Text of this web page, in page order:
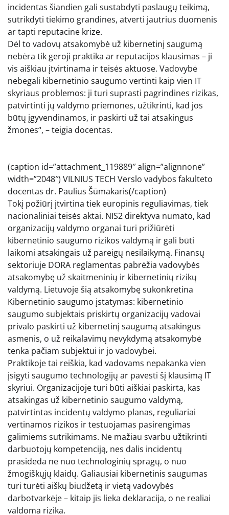
incidentas šiandien gali sustabdyti paslaugų teikimą,
sutrikdyti tiekimo grandines, atverti jautrius duomenis
ar tapti reputacine krize.
Dėl to vadovų atsakomybė už kibernetinį saugumą
nebėra tik geroji praktika ar reputacijos klausimas – ji
vis aiškiau įtvirtinama ir teisės aktuose. Vadovybė
nebegali kibernetinio saugumo vertinti kaip vien IT
skyriaus problemos: ji turi suprasti pagrindines rizikas,
patvirtinti jų valdymo priemones, užtikrinti, kad jos
būtų įgyvendinamos, ir paskirti už tai atsakingus
žmones“, – teigia docentas.
(caption id=”attachment_119889″ align=”alignnone”
width=”2048″) VILNIUS TECH Verslo vadybos fakulteto
docentas dr. Paulius Šūmakaris(/caption)
Tokį požiūrį įtvirtina tiek europinis reguliavimas, tiek
nacionaliniai teisės aktai. NIS2 direktyva numato, kad
organizacijų valdymo organai turi prižiūrėti
kibernetinio saugumo rizikos valdymą ir gali būti
laikomi atsakingais už pareigų nesilaikymą. Finansų
sektoriuje DORA reglamentas pabrėžia vadovybės
atsakomybę už skaitmeninių ir kibernetinių rizikų
valdymą. Lietuvoje šią atsakomybę sukonkretina
Kibernetinio saugumo įstatymas: kibernetinio
saugumo subjektais priskirtų organizacijų vadovai
privalo paskirti už kibernetinį saugumą atsakingus
asmenis, o už reikalavimų nevykdymą atsakomybė
tenka pačiam subjektui ir jo vadovybei.
Praktikoje tai reiškia, kad vadovams nepakanka vien
įsigyti saugumo technologijų ar pavesti šį klausimą IT
skyriui. Organizacijoje turi būti aiškiai paskirta, kas
atsakingas už kibernetinio saugumo valdymą,
patvirtintas incidentų valdymo planas, reguliariai
vertinamos rizikos ir testuojamas pasirengimas
galimiems sutrikimams. Ne mažiau svarbu užtikrinti
darbuotojų kompetenciją, nes dalis incidentų
prasideda ne nuo technologinių spragų, o nuo
žmogiškųjų klaidų. Galiausiai kibernetinis saugumas
turi turėti aiškų biudžetą ir vietą vadovybės
darbotvarkėje – kitaip jis lieka deklaracija, o ne realiai
valdoma rizika.